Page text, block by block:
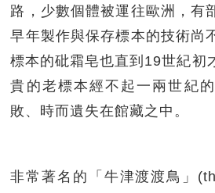
路，少數個體被運往歐洲，有
早年製作與保存標本的技術尚
標本的砒霜皂也直到19世紀初
貴的老標本經不起一兩世紀
敗、時而遺失在館藏之中。
非常著名的「牛津渡渡鳥」